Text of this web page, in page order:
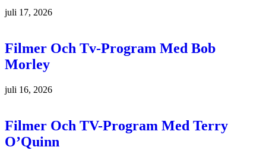
juli 17, 2026
Filmer Och Tv-Program Med Bob
Morley
juli 16, 2026
Filmer Och TV-Program Med Terry
O’Quinn